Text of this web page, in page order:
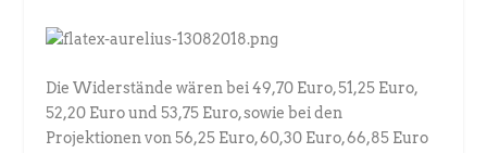
Die Widerstände wären bei 49,70 Euro, 51,25 Euro,
52,20 Euro und 53,75 Euro, sowie bei den
Projektionen von 56,25 Euro, 60,30 Euro, 66,85 Euro